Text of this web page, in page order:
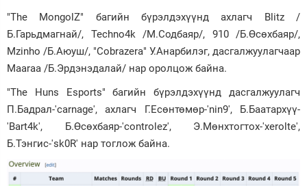
"The MongolZ" багийн бүрэлдэхүүнд ахлагч Blitz /
Б.Гарьдмагнай/, Techno4k /М.Содбаяр/, 910 /Б.Өсөхбаяр/,
Mzinho /Б.Аюуш/, "Cobrazera" У.Анарбилэг, дасгалжуулагчаар
Maaraa /Б.Эрдэнэдалай/ нар оролцож байна.
"The Huns Esports" багийн бүрэлдэхүүнд дасгалжуулагч
П.Бадрал-'carnage', ахлагч Г.Есөнтөмөр-'nin9', Б.Баатархүү-
'Bart4k', Б.Өсөхбаяр-'controlez', Э.Мөнхтогтох-'xerolte',
Б.Тэнгис-'sk0R' нар тоглож байна.